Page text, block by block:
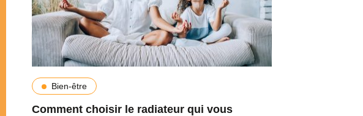
Bien-être
Comment choisir le radiateur qui vous